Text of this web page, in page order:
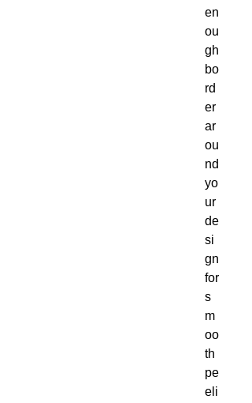
en
ou
gh
bo
rd
er
ar
ou
nd
yo
ur
de
si
gn
for
s
m
oo
th
pe
eli